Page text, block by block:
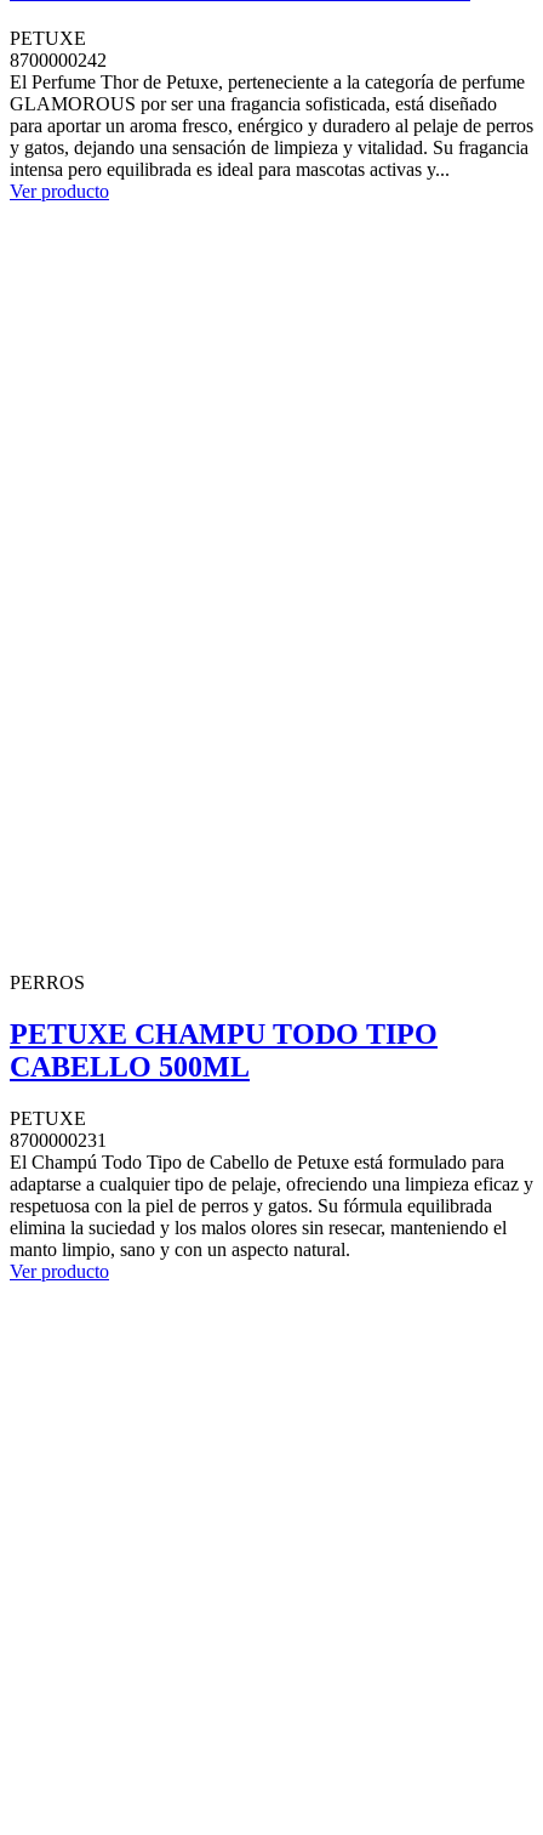
PETUXE
8700000242
El Perfume Thor de Petuxe, perteneciente a la categoría de perfume
GLAMOROUS por ser una fragancia sofisticada, está diseñado
para aportar un aroma fresco, enérgico y duradero al pelaje de perros
y gatos, dejando una sensación de limpieza y vitalidad. Su fragancia
intensa pero equilibrada es ideal para mascotas activas y...
Ver producto
PERROS
PETUXE CHAMPU TODO TIPO
CABELLO 500ML
PETUXE
8700000231
El Champú Todo Tipo de Cabello de Petuxe está formulado para
adaptarse a cualquier tipo de pelaje, ofreciendo una limpieza eficaz y
respetuosa con la piel de perros y gatos. Su fórmula equilibrada
elimina la suciedad y los malos olores sin resecar, manteniendo el
manto limpio, sano y con un aspecto natural.
Ver producto